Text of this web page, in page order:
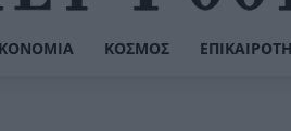
ΚΌΣΜΟΣ